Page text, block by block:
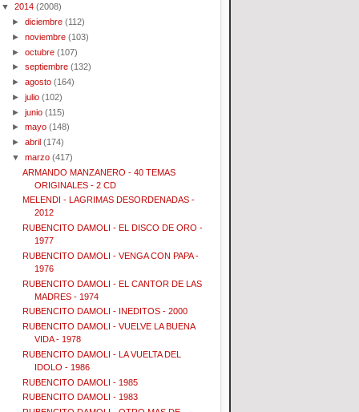
▼ 2014 (2008)
►diciembre (112)
►noviembre (103)
►octubre (107)
►septiembre (132)
►agosto (164)
►julio (102)
►junio (115)
►mayo (148)
►abril (174)
▼marzo (417)
ARMANDO MANZANERO - 40 TEMAS
ORIGINALES - 2 CD
MELENDI - LAGRIMAS DESORDENADAS -
2012
RUBENCITO DAMOLI - EL DISCO DE ORO -
1977
RUBENCITO DAMOLI - VENGA CON PAPA -
1976
RUBENCITO DAMOLI - EL CANTOR DE LAS
MADRES - 1974
RUBENCITO DAMOLI - INEDITOS - 2000
RUBENCITO DAMOLI - VUELVE LA BUENA
VIDA - 1978
RUBENCITO DAMOLI - LA VUELTA DEL
IDOLO - 1986
RUBENCITO DAMOLI - 1985
RUBENCITO DAMOLI - 1983